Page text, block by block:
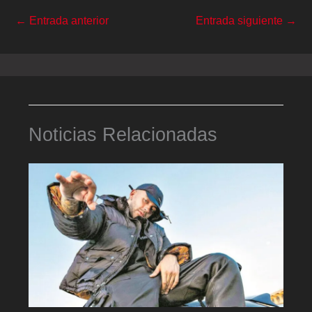
← Entrada anterior Entrada siguiente →
Noticias Relacionadas